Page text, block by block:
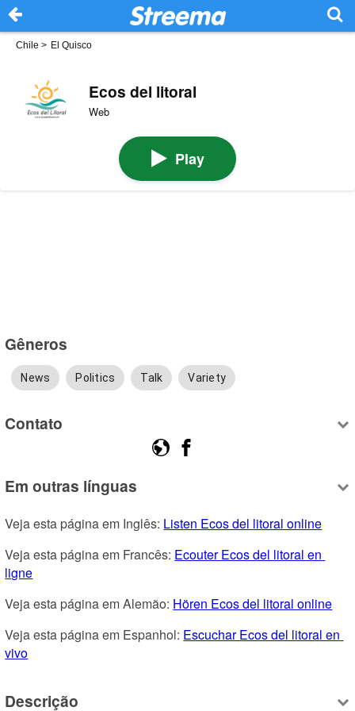
Chile > El Quisco
Ecos del litoral
Web
Play
Gêneros
News Politics Talk Variety
Contato
Em outras línguas
Veja esta página em Inglês: Listen Ecos del litoral online
Veja esta página em Francês: Ecouter Ecos del litoral en
ligne
Veja esta página em Alemão: Hören Ecos del litoral online
Veja esta página em Espanhol: Escuchar Ecos del litoral en
vivo
Descrição